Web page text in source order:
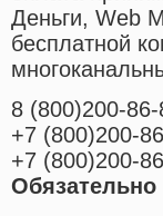
Деньги, Web
бесплатной
8 (800)200-86-
+7 (800)200-
+7 (800)200-